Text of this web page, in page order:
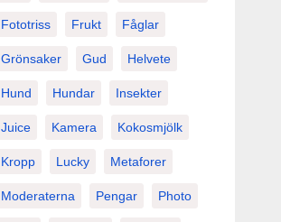
Fototriss Frukt Fåglar
Grönsaker Gud Helvete
Hund Hundar Insekter
Juice Kamera Kokosmjölk
Kropp Lucky Metaforer
Moderaterna Pengar Photo